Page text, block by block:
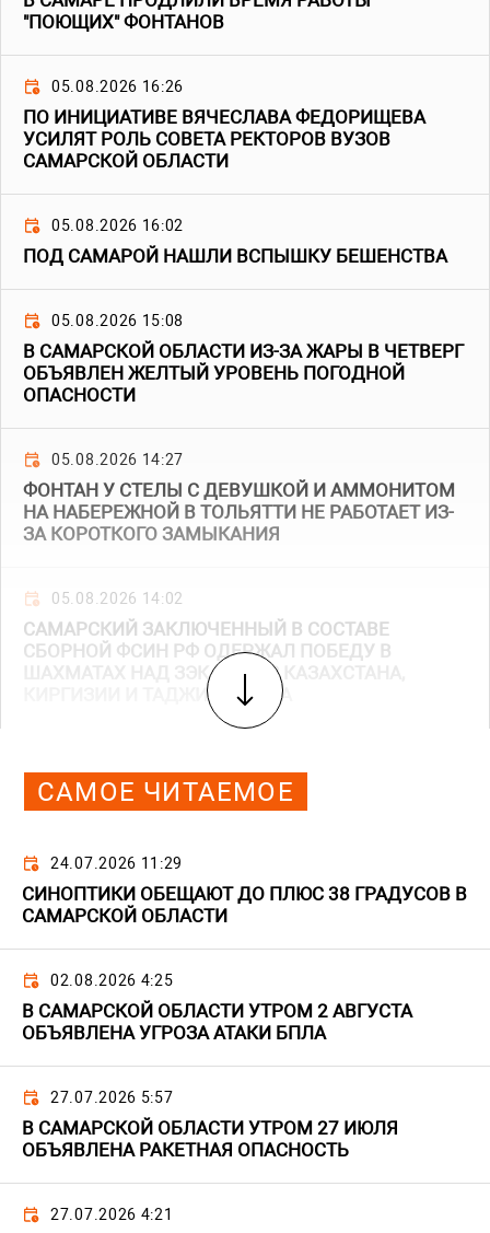
"ПОЮЩИХ" ФОНТАНОВ
05.08.2026 16:26
ПО ИНИЦИАТИВЕ ВЯЧЕСЛАВА ФЕДОРИЩЕВА
УСИЛЯТ РОЛЬ СОВЕТА РЕКТОРОВ ВУЗОВ
САМАРСКОЙ ОБЛАСТИ
05.08.2026 16:02
ПОД САМАРОЙ НАШЛИ ВСПЫШКУ БЕШЕНСТВА
05.08.2026 15:08
В САМАРСКОЙ ОБЛАСТИ ИЗ-ЗА ЖАРЫ В ЧЕТВЕРГ
ОБЪЯВЛЕН ЖЕЛТЫЙ УРОВЕНЬ ПОГОДНОЙ
ОПАСНОСТИ
05.08.2026 14:27
ФОНТАН У СТЕЛЫ С ДЕВУШКОЙ И АММОНИТОМ
НА НАБЕРЕЖНОЙ В ТОЛЬЯТТИ НЕ РАБОТАЕТ ИЗ-
ЗА КОРОТКОГО ЗАМЫКАНИЯ
05.08.2026 14:02
САМАРСКИЙ ЗАКЛЮЧЕННЫЙ В СОСТАВЕ
СБОРНОЙ ФСИН РФ ОДЕРЖАЛ ПОБЕДУ В
ШАХМАТАХ НАД ЗЭКАМИ ИЗ КАЗАХСТАНА,
КИРГИЗИИ И ТАДЖИКИСТАНА
САМОЕ ЧИТАЕМОЕ
24.07.2026 11:29
СИНОПТИКИ ОБЕЩАЮТ ДО ПЛЮС 38 ГРАДУСОВ В
САМАРСКОЙ ОБЛАСТИ
02.08.2026 4:25
В САМАРСКОЙ ОБЛАСТИ УТРОМ 2 АВГУСТА
ОБЪЯВЛЕНА УГРОЗА АТАКИ БПЛА
27.07.2026 5:57
В САМАРСКОЙ ОБЛАСТИ УТРОМ 27 ИЮЛЯ
ОБЪЯВЛЕНА РАКЕТНАЯ ОПАСНОСТЬ
27.07.2026 4:21